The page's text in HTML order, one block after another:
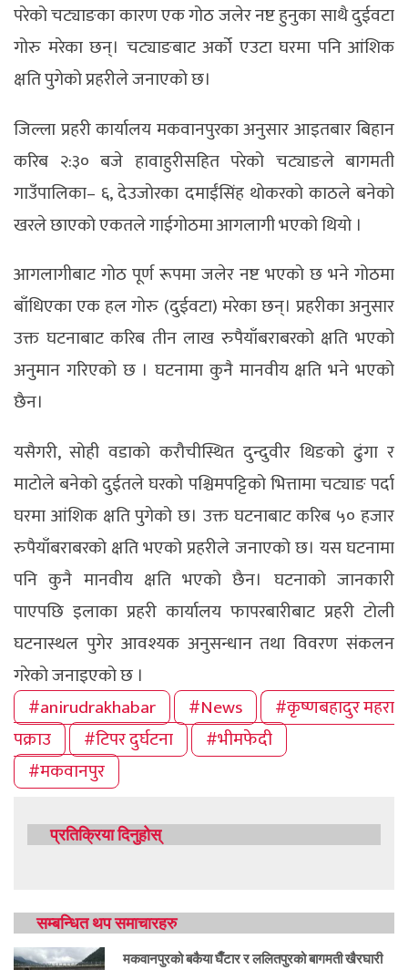
परेको चट्याङका कारण एक गोठ जलेर नष्ट हुनुका साथै दुईवटा
गोरु मरेका छन्। चट्याङबाट अर्को एउटा घरमा पनि आंशिक
क्षति पुगेको प्रहरीले जनाएको छ।
जिल्ला प्रहरी कार्यालय मकवानपुरका अनुसार आइतबार बिहान
करिब २:३० बजे हावाहुरीसहित परेको चट्याङले बागमती
गाउँपालिका– ६, देउजोरका दमाईंसिंह थोकरको काठले बनेको
खरले छाएको एकतले गाईगोठमा आगलागी भएको थियो ।
आगलागीबाट गोठ पूर्ण रूपमा जलेर नष्ट भएको छ भने गोठमा
बाँधिएका एक हल गोरु (दुईवटा) मरेका छन्। प्रहरीका अनुसार
उक्त घटनाबाट करिब तीन लाख रुपैयाँबराबरको क्षति भएको
अनुमान गरिएको छ । घटनामा कुनै मानवीय क्षति भने भएको
छैन।
यसैगरी, सोही वडाको करौचीस्थित दुन्दुवीर थिङको ढुंगा र
माटोले बनेको दुईतले घरको पश्चिमपट्टिको भित्तामा चट्याङ पर्दा
घरमा आंशिक क्षति पुगेको छ। उक्त घटनाबाट करिब ५० हजार
रुपैयाँबराबरको क्षति भएको प्रहरीले जनाएको छ। यस घटनामा
पनि कुनै मानवीय क्षति भएको छैन। घटनाको जानकारी
पाएपछि इलाका प्रहरी कार्यालय फापरबारीबाट प्रहरी टोली
घटनास्थल पुगेर आवश्यक अनुसन्धान तथा विवरण संकलन
गरेको जनाइएको छ ।
#anirudrakhabar
#News
#कृष्णबहादुर महरा
पक्राउ
#टिपर दुर्घटना
#भीमफेदी
#मकवानपुर
प्रतिक्रिया दिनुहोस्
सम्बन्धित थप समाचारहरु
मकवानपुरको बकैया घैँटार र ललितपुरको बागमती खैरघारी